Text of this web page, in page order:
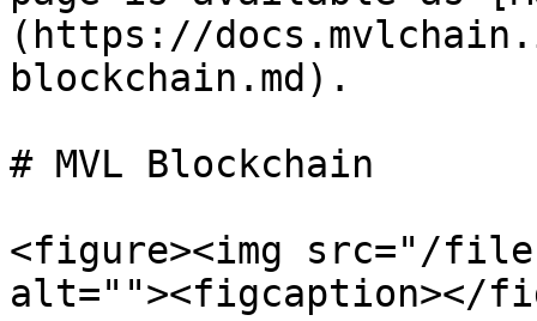
(https://
blockchain.md).
# MVL Blockchain
<figure><img src="/
alt=""><figcaption></